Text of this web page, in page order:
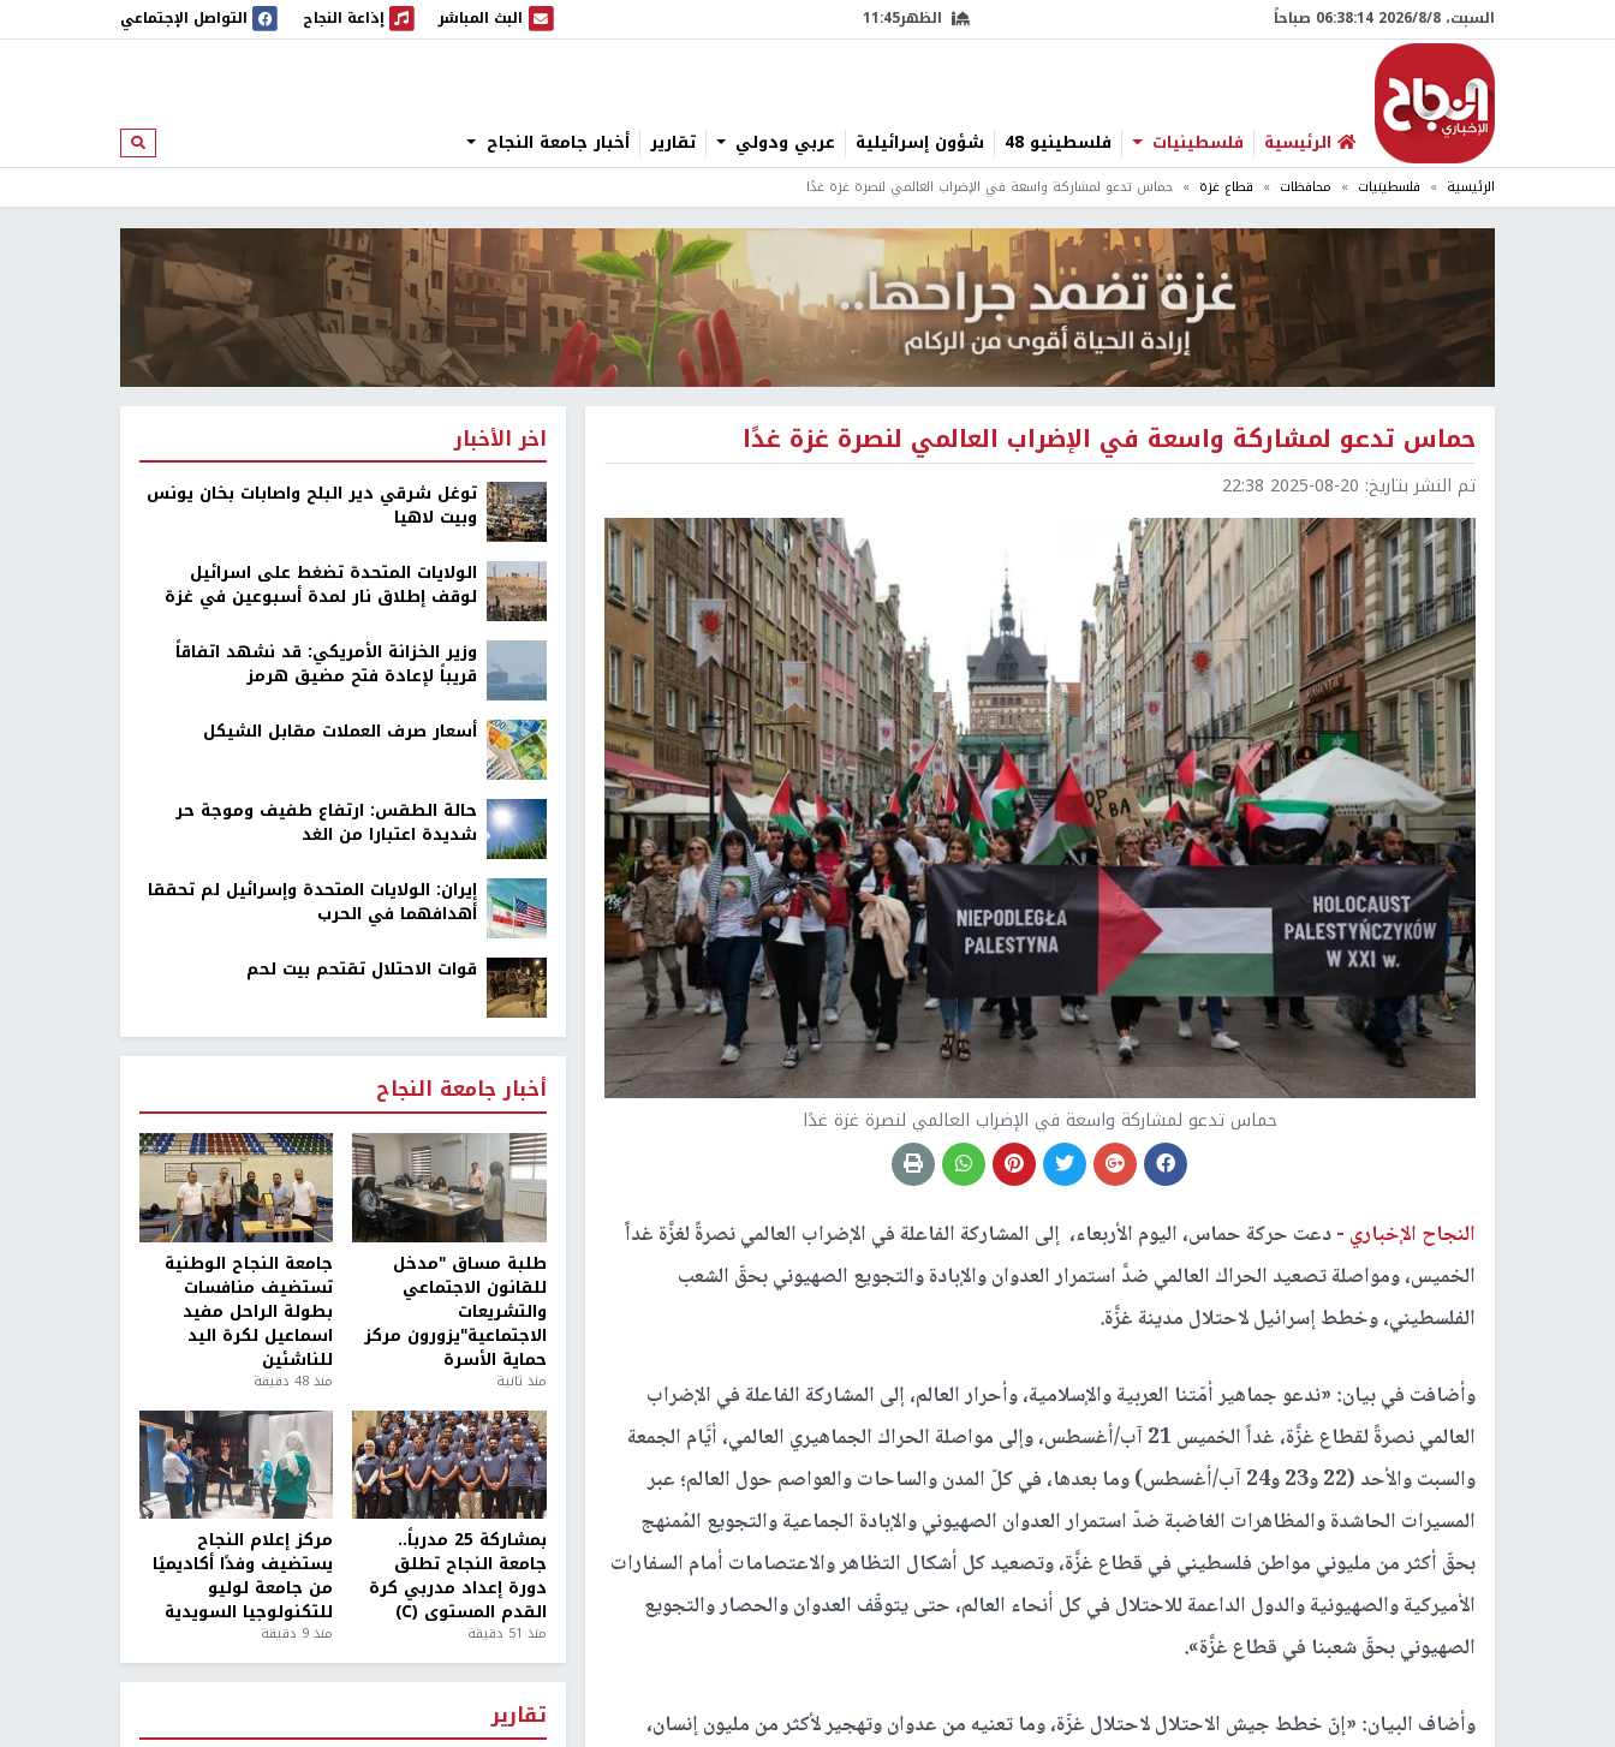
السبت، 8/‏8/‏2026 06:38:15 صباحاً الظهر11:45 البث المباشر
البث المباشر إذاعة النجاح
إذاعة النجاح التواصل الإجتماعي
الرئيسية فلسطينيات فلسطينيو 48 شؤون إسرائيلية عربي ودولي تقارير أخبار جامعة النجاح ابحث
الرئيسية فلسطينيات محافظات قطاع غزة حماس تدعو لمشاركة واسعة في الإضراب العالمي لنصرة غزة غدًا
حماس تدعو لمشاركة واسعة في الإضراب العالمي لنصرة غزة غدًا
تم النشر بتاريخ: 2025-08-20 22:38
حماس تدعو لمشاركة واسعة في الإضراب العالمي لنصرة غزة غدًا
النجاح الإخباري -دعت حركة حماس، اليوم الأربعاء، إلى المشاركة الفاعلة في الإضراب العالمي نصرةً لغزَّة غداً
الخميس، ومواصلة تصعيد الحراك العالمي ضدَّ استمرار العدوان والإبادة والتجويع الصهيوني بحقّ الشعب
الفلسطيني، وخطط إسرائيل لاحتلال مدينة غزَّة.
وأضافت في بيان: «ندعو جماهير أمّتنا العربية والإسلامية، وأحرار العالم، إلى المشاركة الفاعلة في الإضراب
العالمي نصرةً لقطاع غزَّة، غداً الخميس 21 آب/أغسطس، وإلى مواصلة الحراك الجماهيري العالمي، أيَّام الجمعة
والسبت والأحد (22 و23 و24 آب/أغسطس) وما بعدها، في كلّ المدن والساحات والعواصم حول العالم؛ عبر
المسيرات الحاشدة والمظاهرات الغاضبة ضدّ استمرار العدوان الصهيوني والإبادة الجماعية والتجويع المُمنهج
بحقّ أكثر من مليوني مواطن فلسطيني في قطاع غزَّة، وتصعيد كل أشكال التظاهر والاعتصامات أمام السفارات
الأميركية والصهيونية والدول الداعمة للاحتلال في كل أنحاء العالم، حتى يتوقّف العدوان والحصار والتجويع
الصهيوني بحقّ شعبنا في قطاع غزَّة».
وأضاف البيان: «إنّ خطط جيش الاحتلال لاحتلال غزّة، وما تعنيه من عدوان وتهجير لأكثر من مليون إنسان،
اخر الأخبار
توغل شرقي دير البلح واصابات بخان يونس
وبيت لاهيا
الولايات المتحدة تضغط على اسرائيل
لوقف إطلاق نار لمدة أسبوعين في غزة
وزير الخزانة الأمريكي: قد نشهد اتفاقاً
قريباً لإعادة فتح مضيق هرمز
أسعار صرف العملات مقابل الشيكل
حالة الطقس: ارتفاع طفيف وموجة حر
شديدة اعتبارا من الغد
إيران: الولايات المتحدة وإسرائيل لم تحققا
أهدافهما في الحرب
قوات الاحتلال تقتحم بيت لحم
أخبار جامعة النجاح
طلبة مساق "مدخل
للقانون الاجتماعي
والتشريعات
الاجتماعية"يزورون مركز
حماية الأسرة
منذ ثانية
جامعة النجاح الوطنية
تستضيف منافسات
بطولة الراحل مفيد
اسماعيل لكرة اليد
للناشئين
منذ 48 دقيقة
بمشاركة 25 مدرباً..
جامعة النجاح تطلق
دورة إعداد مدربي كرة
القدم المستوى (C)
منذ 51 دقيقة
مركز إعلام النجاح
يستضيف وفدًا أكاديميًا
من جامعة لوليو
للتكنولوجيا السويدية
منذ 9 دقيقة
تقارير